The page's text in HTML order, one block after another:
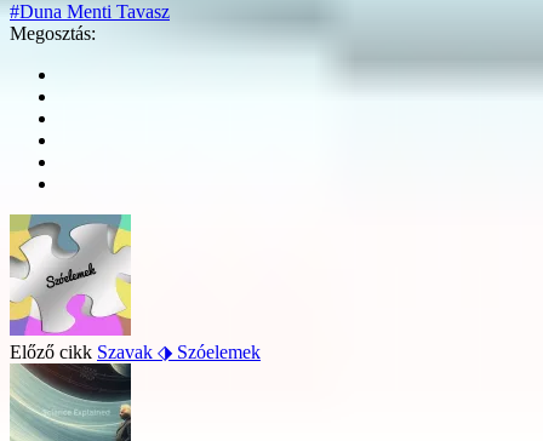
#Duna Menti Tavasz
Megosztás:
Előző cikk Szavak ⬗ Szóelemek